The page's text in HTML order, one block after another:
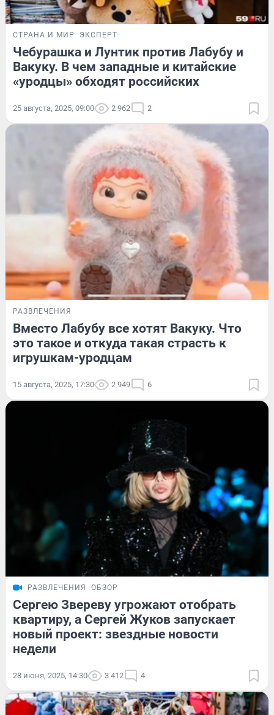
СТРАНА И МИР ЭКСПЕРТ
Чебурашка и Лунтик против Лабубу и
Вакуку. В чем западные и китайские
«уродцы» обходят российских
25 августа, 2025, 09:00 2 962 2
РАЗВЛЕЧЕНИЯ
Вместо Лабубу все хотят Вакуку. Что
это такое и откуда такая страсть к
игрушкам-уродцам
15 августа, 2025, 17:30 2 949 6
РАЗВЛЕЧЕНИЯ ОБЗОР
Сергею Звереву угрожают отобрать
квартиру, а Сергей Жуков запускает
новый проект: звездные новости
недели
28 июня, 2025, 14:30 3 412 4